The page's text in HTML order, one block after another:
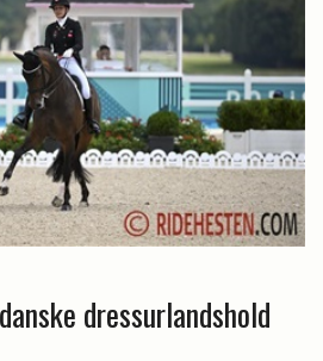
dressurlandshold